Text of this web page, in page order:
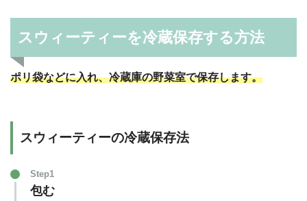
スウィーティーを冷蔵保存する方法
ポリ袋などに入れ、冷蔵庫の野菜室で保存します。
スウィーティーの冷蔵保存法
Step1
包む